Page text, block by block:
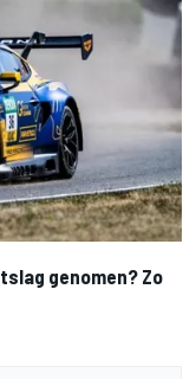
genomen? Zo